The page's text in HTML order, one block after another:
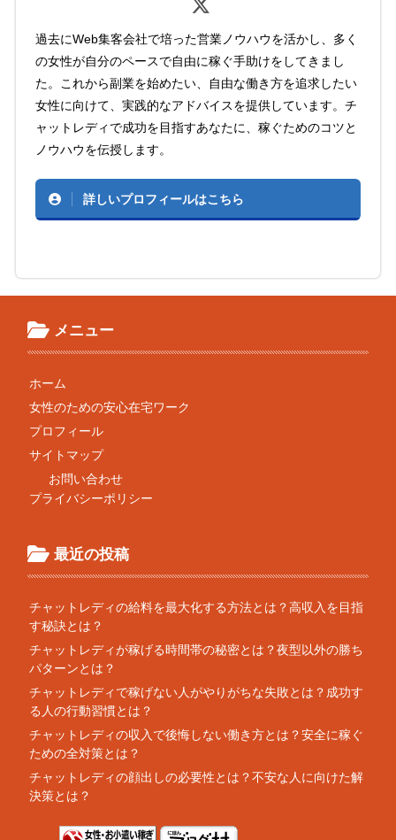
過去にWeb集客会社で培った営業ノウハウを活かし、多く
の女性が自分のペースで自由に稼ぐ手助けをしてきまし
た。これから副業を始めたい、自由な働き方を追求したい
女性に向けて、実践的なアドバイスを提供しています。チ
ャットレディで成功を目指すあなたに、稼ぐためのコツと
ノウハウを伝授します。
詳しいプロフィールはこちら
メニュー
ホーム
女性のための安心在宅ワーク
プロフィール
サイトマップ
お問い合わせ
プライバシーポリシー
最近の投稿
チャットレディの給料を最大化する方法とは？高収入を目指
す秘訣とは？
チャットレディが稼げる時間帯の秘密とは？夜型以外の勝ち
パターンとは？
チャットレディで稼げない人がやりがちな失敗とは？成功す
る人の行動習慣とは？
チャットレディの収入で後悔しない働き方とは？安全に稼ぐ
ための全対策とは？
チャットレディの顔出しの必要性とは？不安な人に向けた解
決策とは？